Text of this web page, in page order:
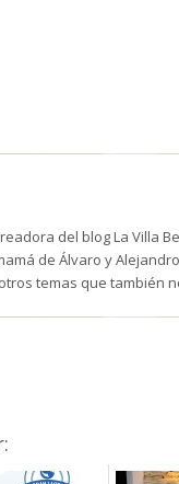
del blog La Villa
de Álvaro y
temas que también